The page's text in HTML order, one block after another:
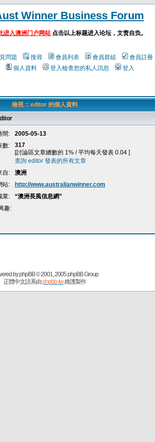
Winner Business Forum
进入澳洲门户网站点击以上标题进入论坛，文责自负。
問題 搜尋 會員列表 會員群組
會員註冊
個人資料
登入檢查您的私人訊息 登入
檢視 :: editor 的個人資料
間:
2005-05-13
數:
317
[討論區文章總數的 1% / 平均每天發表 0.04 ]
查詢 editor 發表的所有文章
自:
澳洲
站:
http://www.australianwinner.com
業:
“澳洲長風信息網”
趣:
byphpBB© 2001, 2005 phpBB Group
正體中文語系由phpbb-tw維護製作